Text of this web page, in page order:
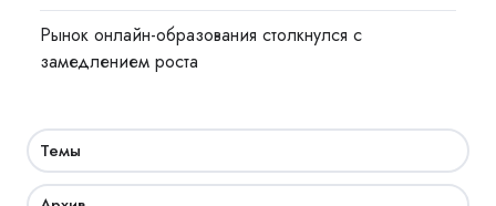
Рынок онлайн-образования столкнулся с
замедлением роста
Темы